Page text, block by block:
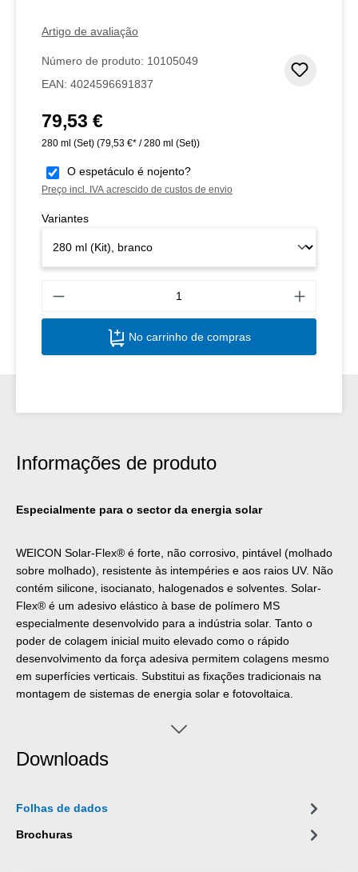
Artigo de avaliação
Número de produto: 10105049
EAN: 4024596691837
Preço normal:
79,53 €
280 ml (Set) (79,53 €* / 280 ml (Set))
O espetáculo é nojento?
Preço incl. IVA acrescido de custos de envio
Variantes
No carrinho de compras
Informações de produto
Especialmente para o sector da energia solar
WEICON Solar-Flex® é forte, não corrosivo, pintável (molhado
sobre molhado), resistente às intempéries e aos raios UV. Não
contém silicone, isocianato, halogenados e solventes. Solar-
Flex® é um adesivo elástico à base de polímero MS
especialmente desenvolvido para a indústria solar. Tanto o
poder de colagem inicial muito elevado como o rápido
desenvolvimento da força adesiva permitem colagens mesmo
em superfícies verticais. Substitui as fixações tradicionais na
montagem de sistemas de energia solar e fotovoltaica.
Downloads
Folhas de dados
Brochuras